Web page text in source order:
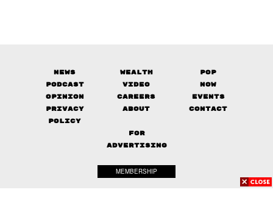
News Wealth
Pop
Podcast
Video
Now
Opinion
Careers
Events
Privacy
Policy
About Contact
FOR
ADVERTISING
MEMBERSHIP